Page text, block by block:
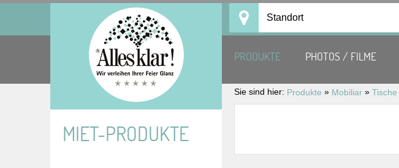
Standort
PRODUKTE PHOTOS / FILME
Sie sind hier: Produkte » Mobiliar » Tische
MIET-PRODUKTE